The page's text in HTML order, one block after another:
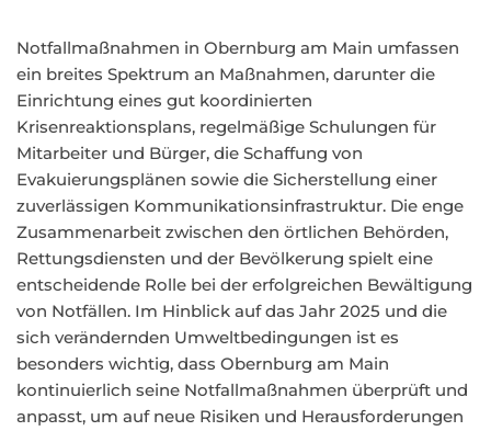
Notfallmaßnahmen in Obernburg am Main umfassen
ein breites Spektrum an Maßnahmen, darunter die
Einrichtung eines gut koordinierten
Krisenreaktionsplans, regelmäßige Schulungen für
Mitarbeiter und Bürger, die Schaffung von
Evakuierungsplänen sowie die Sicherstellung einer
zuverlässigen Kommunikationsinfrastruktur. Die enge
Zusammenarbeit zwischen den örtlichen Behörden,
Rettungsdiensten und der Bevölkerung spielt eine
entscheidende Rolle bei der erfolgreichen Bewältigung
von Notfällen. Im Hinblick auf das Jahr 2025 und die
sich verändernden Umweltbedingungen ist es
besonders wichtig, dass Obernburg am Main
kontinuierlich seine Notfallmaßnahmen überprüft und
anpasst, um auf neue Risiken und Herausforderungen